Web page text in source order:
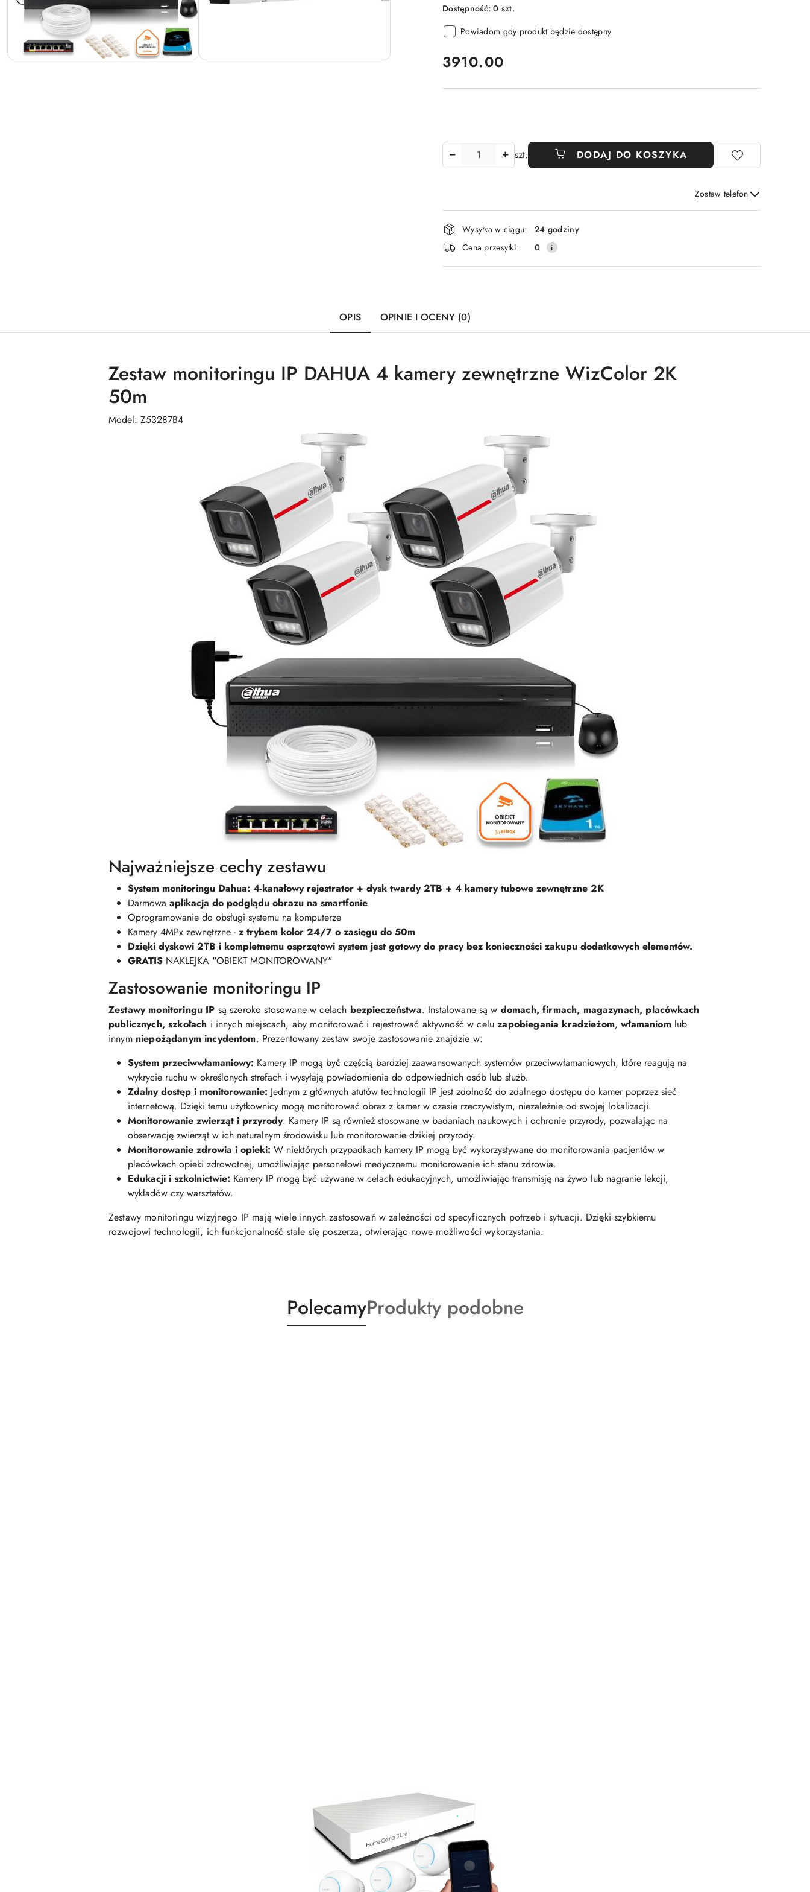
Dostępność:0 szt.
Powiadom gdy produkt będzie dostępny
cena:
3910.00
szt. DODAJ DO KOSZYKA
Zostaw telefon
Wyślij
Dostępność
i
dostawa
Wysyłka w ciągu:
24 godziny
Cena przesyłki:
0
OPIS OPINIE I OCENY (0)
Zestaw monitoringu IP DAHUA 4 kamery zewnętrzne WizColor 2K
50m
Model: Z53287B4
Najważniejsze cechy zestawu
System monitoringu Dahua: 4-kanałowy rejestrator + dysk twardy 2TB + 4 kamery tubowe zewnętrzne 2K
Darmowa aplikacja do podglądu obrazu na smartfonie
Oprogramowanie do obsługi systemu na komputerze
Kamery 4MPx zewnętrzne -z trybem kolor 24/7 o zasięgu do 50m
Dzięki dyskowi 2TB i kompletnemu osprzętowi system jest gotowy do pracy bez konieczności zakupu dodatkowych elementów.
GRATIS NAKLEJKA "OBIEKT MONITOROWANY"
Zastosowanie monitoringu IP
Zestawy monitoringu IP są szeroko stosowane w celach bezpieczeństwa. Instalowane są w domach, firmach, magazynach, placówkach
publicznych, szkołach i innych miejscach, aby monitorować i rejestrować aktywność w celuzapobiegania kradzieżom,włamaniomlub
innym niepożądanym incydentom. Prezentowany zestaw swoje zastosowanie znajdzie w:
System przeciwwłamaniowy: Kamery IP mogą być częścią bardziej zaawansowanych systemów przeciwwłamaniowych, które reagują na
wykrycie ruchu w określonych strefach i wysyłają powiadomienia do odpowiednich osób lub służb.
Zdalny dostęp i monitorowanie: Jednym z głównych atutów technologii IP jest zdolność do zdalnego dostępu do kamer poprzez sieć
internetową. Dzięki temu użytkownicy mogą monitorować obraz z kamer w czasie rzeczywistym, niezależnie od swojej lokalizacji.
Monitorowanie zwierząt i przyrody: Kamery IP są również stosowane w badaniach naukowych i ochronie przyrody, pozwalając na
obserwację zwierząt w ich naturalnym środowisku lub monitorowanie dzikiej przyrody.
Monitorowanie zdrowia i opieki: W niektórych przypadkach kamery IP mogą być wykorzystywane do monitorowania pacjentów w
placówkach opieki zdrowotnej, umożliwiając personelowi medycznemu monitorowanie ich stanu zdrowia.
Edukacji i szkolnictwie: Kamery IP mogą być używane w celach edukacyjnych, umożliwiając transmisję na żywo lub nagranie lekcji,
wykładów czy warsztatów.
Zestawy monitoringu wizyjnego IP mają wiele innych zastosowań w zależności od specyficznych potrzeb i sytuacji. Dzięki szybkiemu
rozwojowi technologii, ich funkcjonalność stale się poszerza, otwierając nowe możliwości wykorzystania.
Produkty
o
PolecamyProdukty
o
Produkty podobne